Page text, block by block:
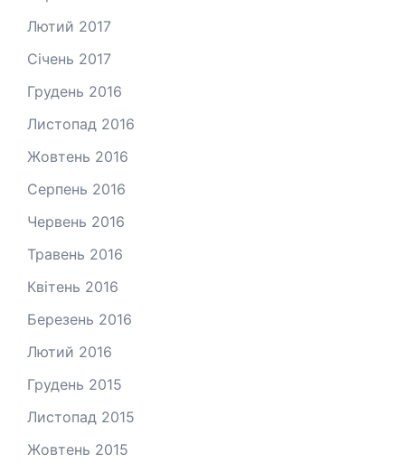
Лютий 2017
Січень 2017
Грудень 2016
Листопад 2016
Жовтень 2016
Серпень 2016
Червень 2016
Травень 2016
Квітень 2016
Березень 2016
Лютий 2016
Грудень 2015
Листопад 2015
Жовтень 2015